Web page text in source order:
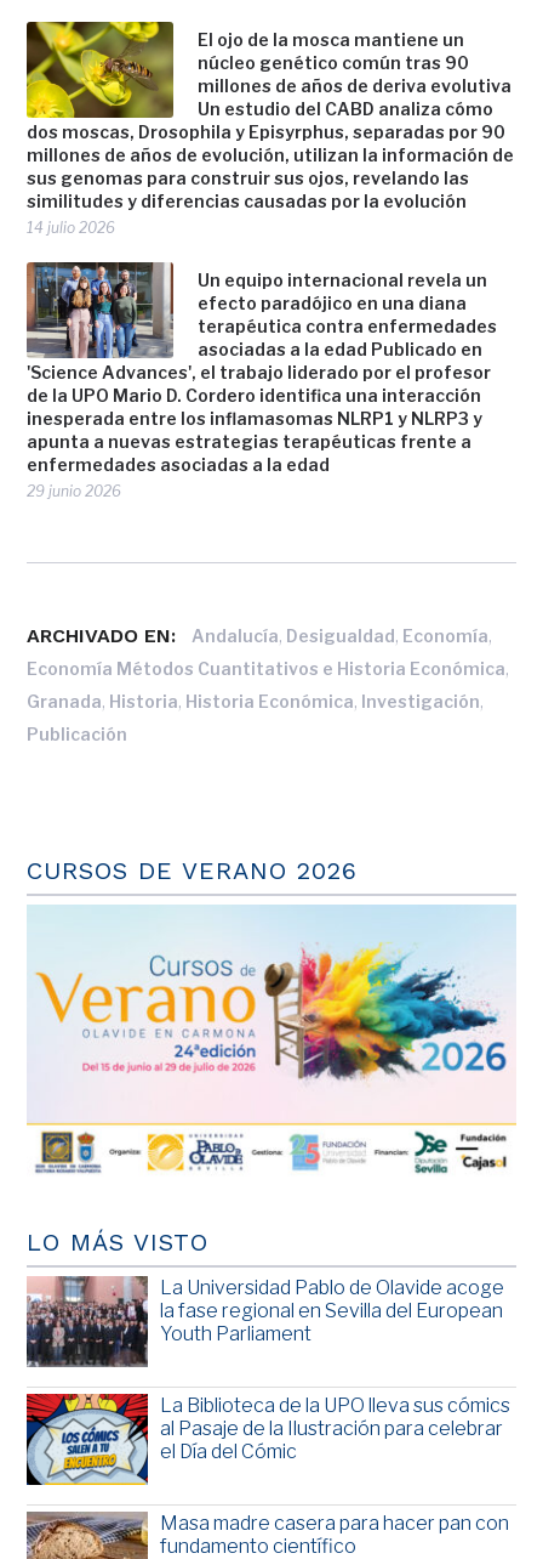
El ojo de la mosca mantiene un
núcleo genético común tras 90
millones de años de deriva evolutiva
Un estudio del CABD analiza cómo
dos moscas, Drosophila y Episyrphus, separadas por 90
millones de años de evolución, utilizan la información de
sus genomas para construir sus ojos, revelando las
similitudes y diferencias causadas por la evolución
14 julio 2026
Un equipo internacional revela un
efecto paradójico en una diana
terapéutica contra enfermedades
asociadas a la edad Publicado en
'Science Advances', el trabajo liderado por el profesor
de la UPO Mario D. Cordero identifica una interacción
inesperada entre los inflamasomas NLRP1 y NLRP3 y
apunta a nuevas estrategias terapéuticas frente a
enfermedades asociadas a la edad
29 junio 2026
ARCHIVADO EN: Andalucía, Desigualdad, Economía,
Economía Métodos Cuantitativos e Historia Económica,
Granada, Historia, Historia Económica, Investigación,
Publicación
CURSOS DE VERANO 2026
LO MÁS VISTO
La Universidad Pablo de Olavide acoge
la fase regional en Sevilla del European
Youth Parliament
La Biblioteca de la UPO lleva sus cómics
al Pasaje de la Ilustración para celebrar
el Día del Cómic
Masa madre casera para hacer pan con
fundamento científico